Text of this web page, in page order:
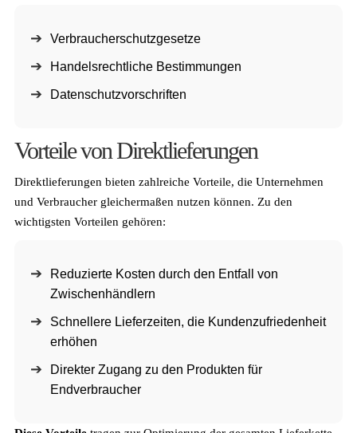
Verbraucherschutzgesetze
Handelsrechtliche Bestimmungen
Datenschutzvorschriften
Vorteile von Direktlieferungen
Direktlieferungen bieten zahlreiche Vorteile, die Unternehmen
und Verbraucher gleichermaßen nutzen können. Zu den
wichtigsten Vorteilen gehören:
Reduzierte Kosten durch den Entfall von
Zwischenhändlern
Schnellere Lieferzeiten, die Kundenzufriedenheit
erhöhen
Direkter Zugang zu den Produkten für
Endverbraucher